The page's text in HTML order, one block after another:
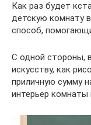
Как раз будет
детскую комнату
способ,
С одной стороны,
искусству, как
приличную сумму
интерьер комнаты